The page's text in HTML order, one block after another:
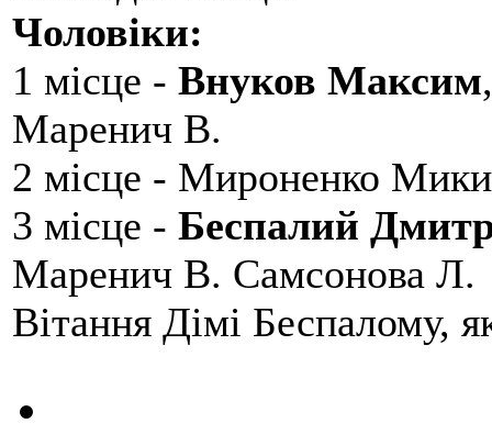
Чоловіки:
1 місце - Внуков Максим
Маренич В.
2 місце - Мироненко
3 місце - Беспалий
Маренич В. Самсонова Л.
Вітання Дімі Беспалому,